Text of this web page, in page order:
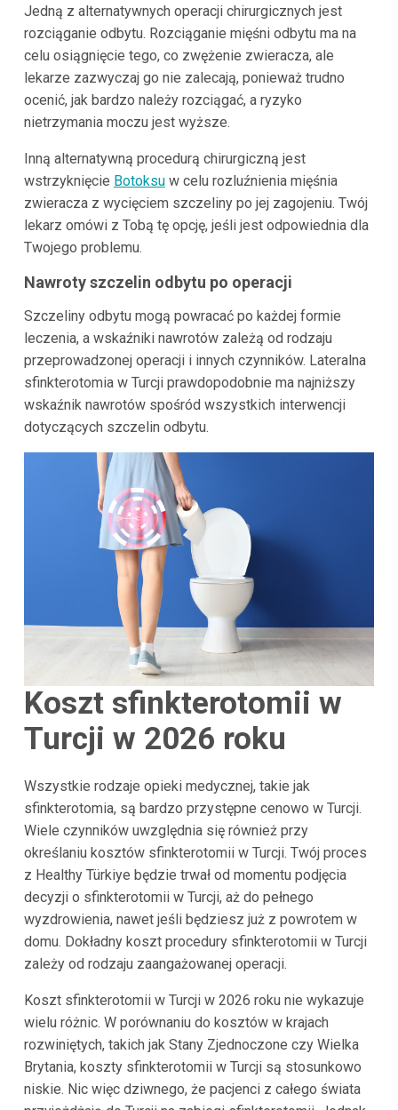
Jedną z alternatywnych operacji chirurgicznych jest
rozciąganie odbytu. Rozciąganie mięśni odbytu ma na
celu osiągnięcie tego, co zwężenie zwieracza, ale
lekarze zazwyczaj go nie zalecają, ponieważ trudno
ocenić, jak bardzo należy rozciągać, a ryzyko
nietrzymania moczu jest wyższe.
Inną alternatywną procedurą chirurgiczną jest
wstrzyknięcie Botoksuw celu rozluźnienia mięśnia
zwieracza z wycięciem szczeliny po jej zagojeniu. Twój
lekarz omówi z Tobą tę opcję, jeśli jest odpowiednia dla
Twojego problemu.
Nawroty szczelin odbytu po operacji
Szczeliny odbytu mogą powracać po każdej formie
leczenia, a wskaźniki nawrotów zależą od rodzaju
przeprowadzonej operacji i innych czynników. Lateralna
sfinkterotomia w Turcji prawdopodobnie ma najniższy
wskaźnik nawrotów spośród wszystkich interwencji
dotyczących szczelin odbytu.
Koszt sfinkterotomii w
Turcji w 2026 roku
Wszystkie rodzaje opieki medycznej, takie jak
sfinkterotomia, są bardzo przystępne cenowo w Turcji.
Wiele czynników uwzględnia się również przy
określaniu kosztów sfinkterotomii w Turcji. Twój proces
z Healthy Türkiye będzie trwał od momentu podjęcia
decyzji o sfinkterotomii w Turcji, aż do pełnego
wyzdrowienia, nawet jeśli będziesz już z powrotem w
domu. Dokładny koszt procedury sfinkterotomii w Turcji
zależy od rodzaju zaangażowanej operacji.
Koszt sfinkterotomii w Turcji w 2026 roku nie wykazuje
wielu różnic. W porównaniu do kosztów w krajach
rozwiniętych, takich jak Stany Zjednoczone czy Wielka
Brytania, koszty sfinkterotomii w Turcji są stosunkowo
niskie. Nic więc dziwnego, że pacjenci z całego świata